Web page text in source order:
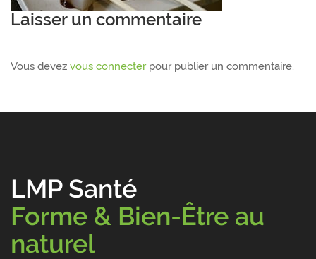
Laisser un commentaire
Vous devez vous connecterpour publier un commentaire.
LMP Santé
Forme & Bien-Être au
naturel